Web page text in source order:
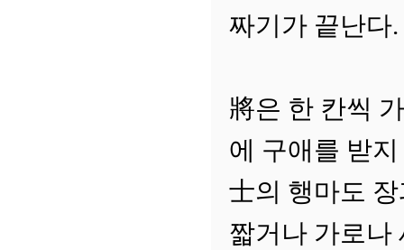
짜기가 끝난다.
將은 한 칸씩
에 구애를 받
士의 행마도
짧거나 가로나